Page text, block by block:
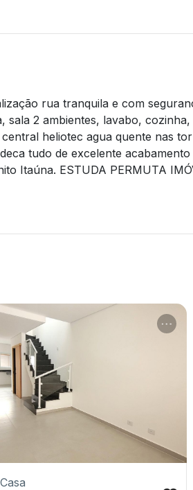
rua tranquila e com
2 ambientes, lavabo, cozinha,
heliotec agua quente nas
tudo de excelente
Itaúna. ESTUDA PERMUTA
Casa